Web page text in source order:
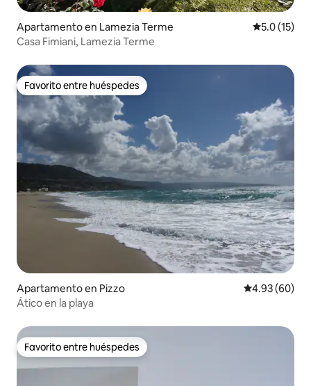
Apartamento en Lamezia Terme Calificación
5.0 (15)
Casa Fimiani, Lamezia Terme
Favorito entre huéspedes
Favorito entre huéspedes
Apartamento en Pizzo Calificación
4.93 (60)
Ático en la playa
Favorito entre huéspedes
Favorito entre huéspedes